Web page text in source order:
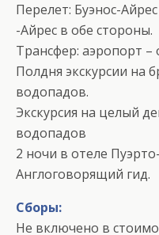
Перелет: Буэнос-
-Айрес в обе стороны.
Трансфер: аэропорт –
Полдня экскурсии на
водопадов.
Экскурсия на целый
водопадов
2 ночи в отеле
Англоговорящий гид.
Сборы:
Не включено в